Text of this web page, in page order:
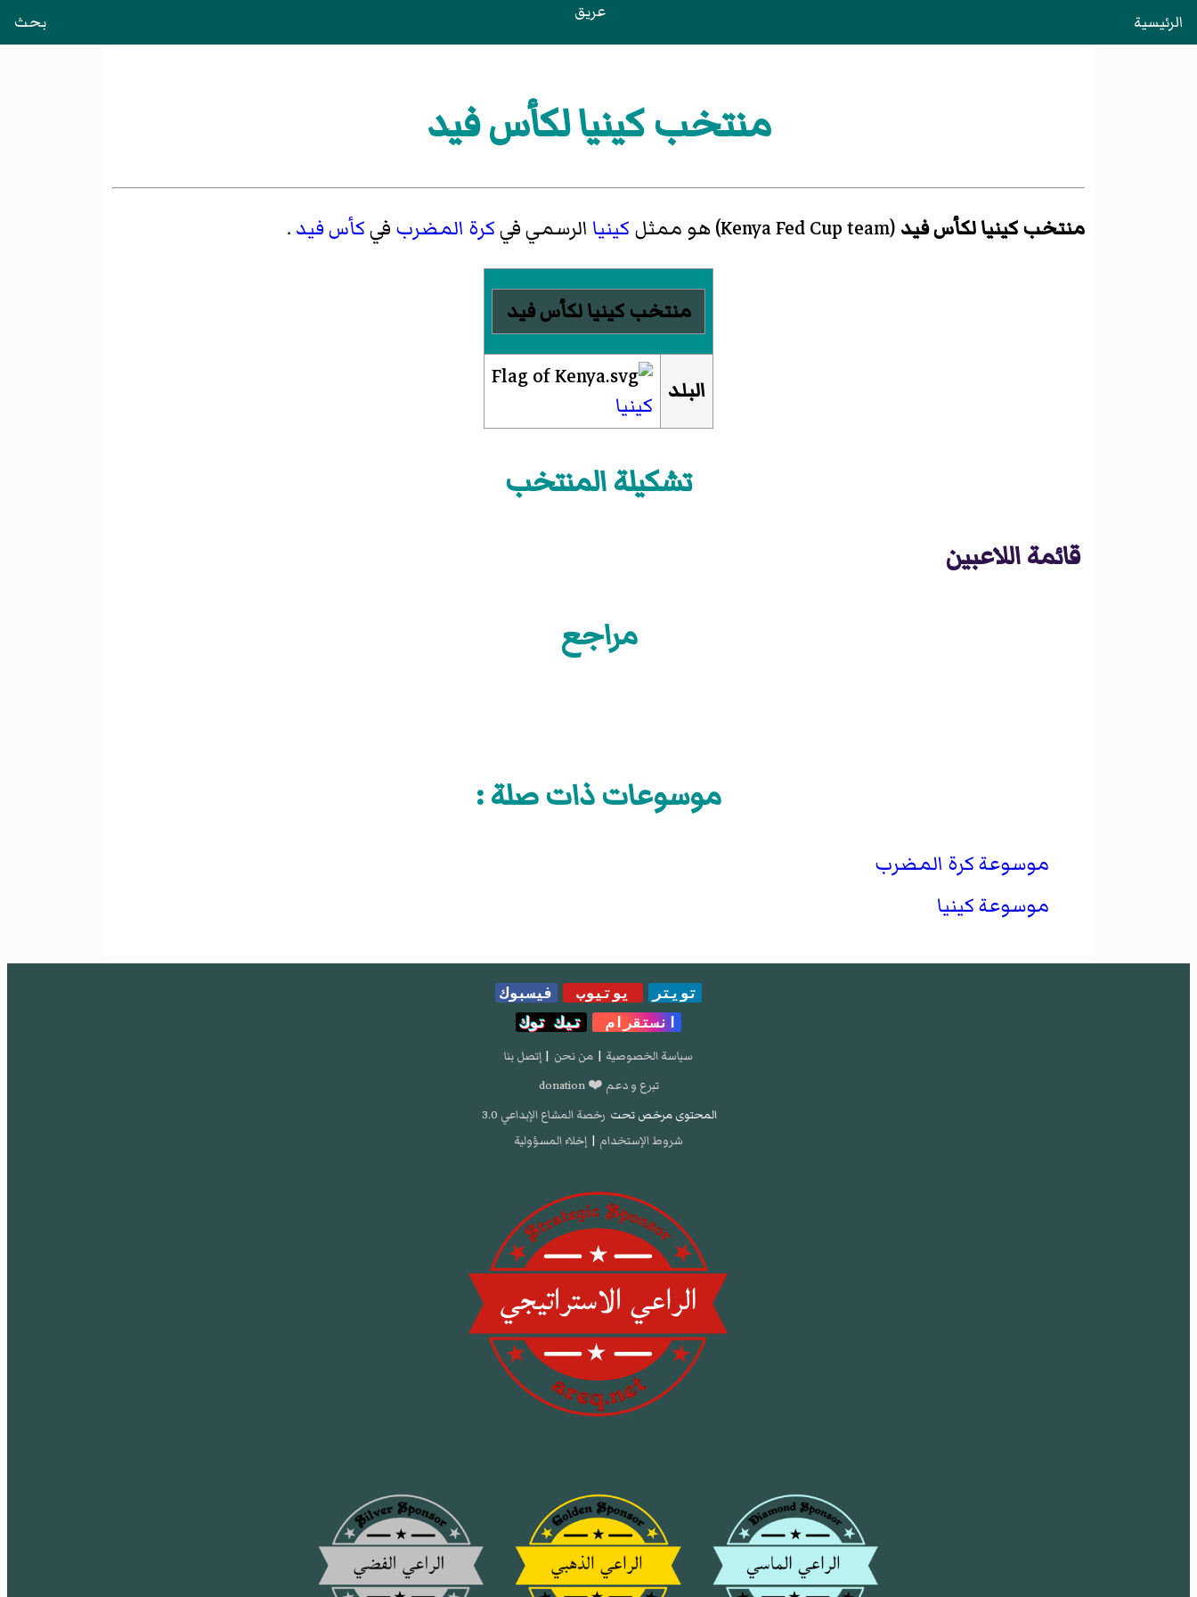
الرئيسية عريق بحث
منتخب كينيا لكأس فيد
منتخب كينيا لكأس فيد(
Kenya Fed Cup team)‏ هو ممثل كينيا الرسمي فيكرة المضرب فيكأس فيد .
منتخب كينيا لكأس فيد
البلد
كينيا
تشكيلة المنتخب
قائمة اللاعبين
مراجع
موسوعات ذات صلة :
موسوعة كرة المضرب
موسوعة كينيا
تويتر يوتيوب
فيسبوك
انستقرام
تيك توك
سياسة الخصوصية | من نحن | إتصل بنا
تبرع و دعم ❤️ donation
المحتوى مرخص تحت رخصة المشاع الإبداعي 3.0
شروط الإستخدام | إخلاء المسؤولية